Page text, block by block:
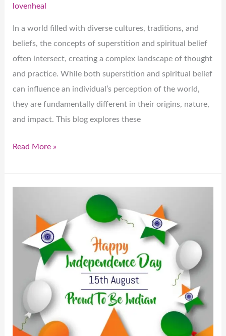
lovenheal
In a world filled with diverse cultures, traditions, and
beliefs, the concepts of superstition and spiritual belief
often intersect, creating a complex landscape of thought
and practice. While both superstition and spiritual belief
can influence an individual’s perception of the world,
they are fundamentally different in their origins, nature,
and impact. This blog explores these
Read More »
दिवस
स्वतंत्रता
यात्रा